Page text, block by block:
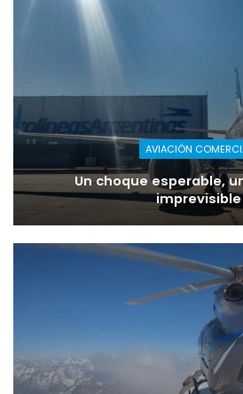
AVIACIÓN
Un choque esperable,
imprevisible